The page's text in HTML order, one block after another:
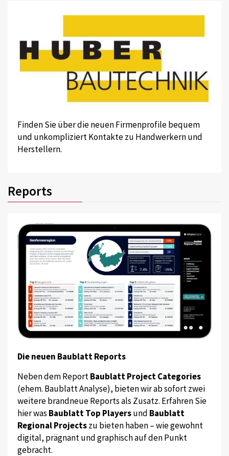
Finden Sie über die neuen Firmenprofile bequem
und unkompliziert Kontakte zu Handwerkern und
Herstellern.
Reports
Die neuen Baublatt Reports
Neben dem ReportBaublatt Project Categories
(ehem. Baublatt Analyse), bieten wir ab sofort zwei
weitere brandneue Reports als Zusatz. Erfahren Sie
hier was Baublatt Top Playersund Baublatt
Regional Projectszu bieten haben – wie gewohnt
digital, prägnant und graphisch auf den Punkt
gebracht.